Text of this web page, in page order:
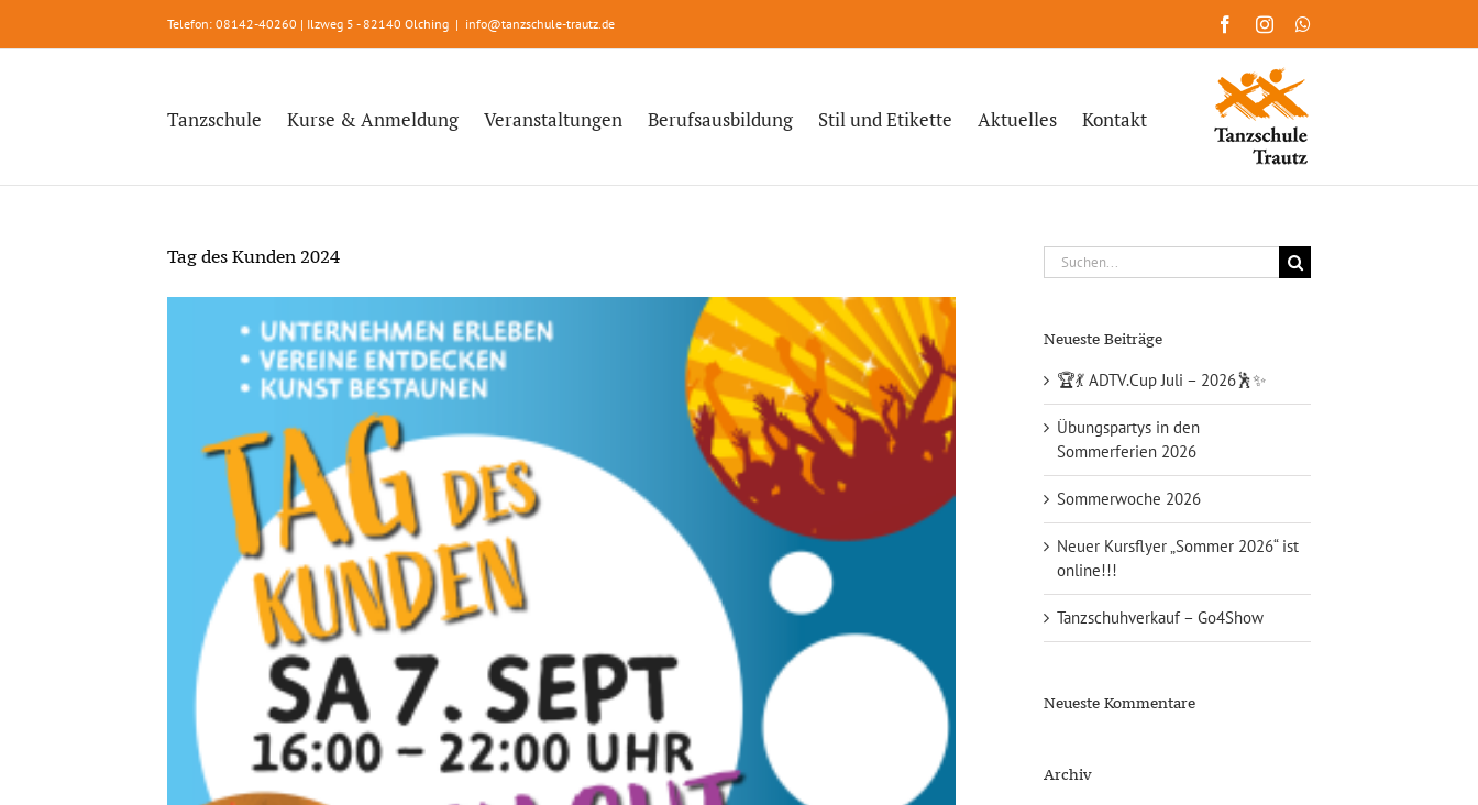
Telefon: 08142-40260 | Ilzweg 5 - 82140 Olching | info@tanzschule-trautz.de FacebookInstagram
Tanzschule Kurse & Anmeldung Veranstaltungen Berufsausbildung Stil und Etikette Aktuelles Kontakt
Tag des Kunden 2024
Suche
nach:
Neueste Beiträge
🏆💃 ADTV.Cup Juli – 2026🕺✨
Übungspartys in den
Sommerferien 2026
Sommerwoche 2026
Neuer Kursflyer „Sommer 2026“ ist
online!!!
Tanzschuhverkauf – Go4Show
Neueste Kommentare
Archiv